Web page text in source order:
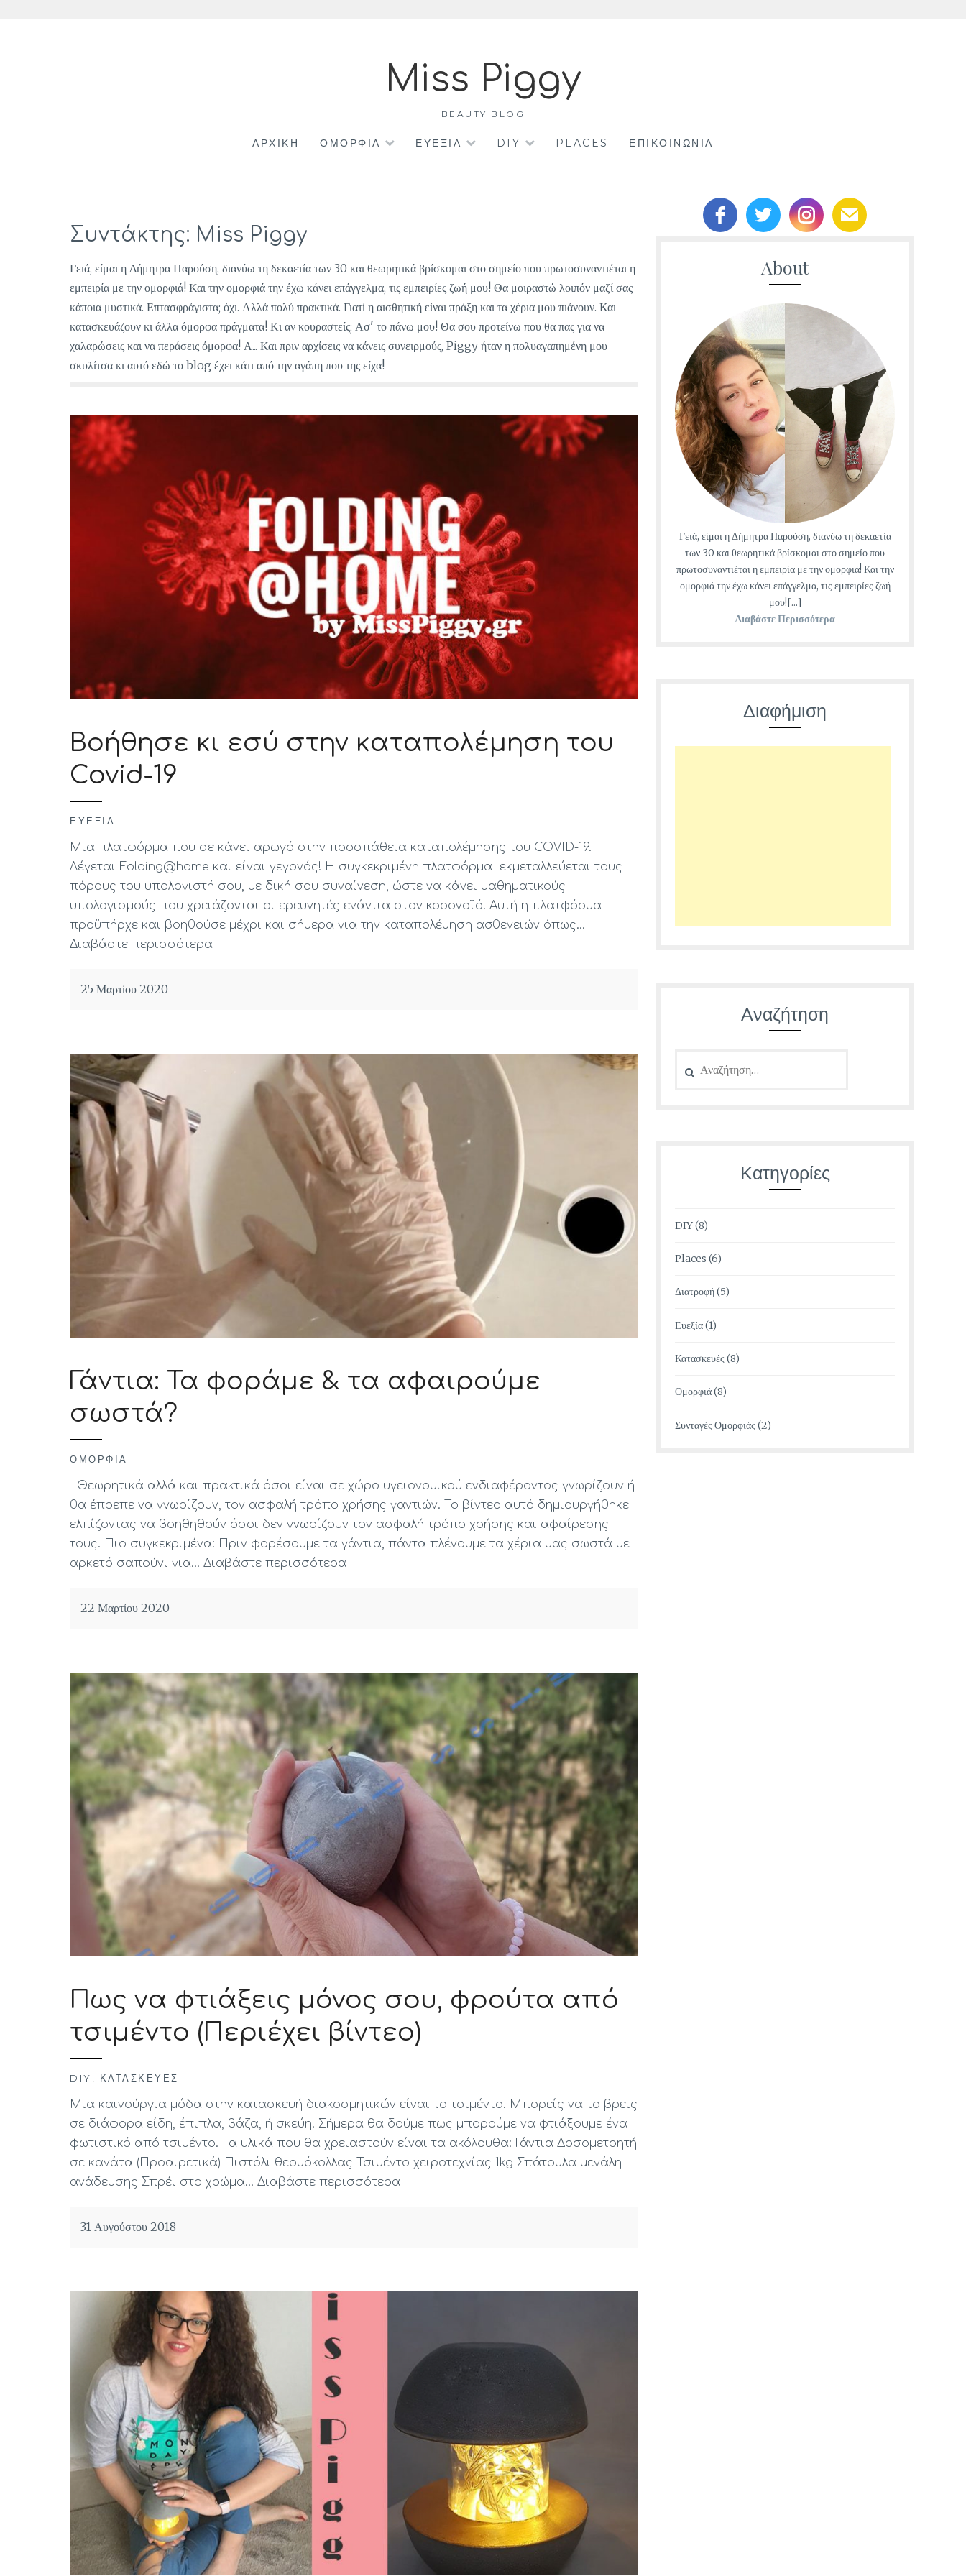
Miss Piggy
BEAUTY BLOG
ΑΡΧΙΚΗ ΟΜΟΡΦΙΑ ΕΥΕΞΙΑ DIY PLACES ΕΠΙΚΟΙΝΩΝΊΑ
Συντάκτης: Miss Piggy
Γειά, είμαι η Δήμητρα Παρούση, διανύω τη δεκαετία των 30 και θεωρητικά βρίσκομαι στο σημείο που πρωτοσυναντιέται η
εμπειρία με την ομορφιά! Και την ομορφιά την έχω κάνει επάγγελμα, τις εμπειρίες ζωή μου! Θα μοιραστώ λοιπόν μαζί σας
κάποια μυστικά. Επτασφράγιστα; όχι. Αλλά πολύ πρακτικά. Γιατί η αισθητική είναι πράξη και τα χέρια μου πιάνουν. Και
κατασκευάζουν κι άλλα όμορφα πράγματα! Κι αν κουραστείς; Ασ' το πάνω μου! Θα σου προτείνω που θα πας για να
χαλαρώσεις και να περάσεις όμορφα! Α... Και πριν αρχίσεις να κάνεις συνειρμούς, Piggy ήταν η πολυαγαπημένη μου
σκυλίτσα κι αυτό εδώ το blog έχει κάτι από την αγάπη που της είχα!
Βοήθησε κι εσύ στην καταπολέμηση του
Covid-19
ΕΥΕΞΊΑ
Μια πλατφόρμα που σε κάνει αρωγό στην προσπάθεια καταπολέμησης του COVID-19.
Λέγεται Folding@home και είναι γεγονός! Η συγκεκριμένη πλατφόρμα εκμεταλλεύεται τους
πόρους του υπολογιστή σου, με δική σου συναίνεση, ώστε να κάνει μαθηματικούς
υπολογισμούς που χρειάζονται οι ερευνητές ενάντια στον κορονοϊό. Αυτή η πλατφόρμα
προϋπήρχε και βοηθούσε μέχρι και σήμερα για την καταπολέμηση ασθενειών όπως…
Διαβάστε περισσότερα
25 Μαρτίου 2020
Γάντια: Τα φοράμε & τα αφαιρούμε
σωστά?
ΟΜΟΡΦΙΆ
Θεωρητικά αλλά και πρακτικά όσοι είναι σε χώρο υγειονομικού ενδιαφέροντος γνωρίζουν ή
θα έπρεπε να γνωρίζουν, τον ασφαλή τρόπο χρήσης γαντιών. Το βίντεο αυτό δημιουργήθηκε
ελπίζοντας να βοηθηθούν όσοι δεν γνωρίζουν τον ασφαλή τρόπο χρήσης και αφαίρεσης
τους. Πιο συγκεκριμένα: Πριν φορέσουμε τα γάντια, πάντα πλένουμε τα χέρια μας σωστά με
αρκετό σαπούνι για… Διαβάστε περισσότερα
22 Μαρτίου 2020
Πως να φτιάξεις μόνος σου, φρούτα από
τσιμέντο (Περιέχει βίντεο)
DIY ΚΑΤΑΣΚΕΥΈΣ
Μια καινούργια μόδα στην κατασκευή διακοσμητικών είναι το τσιμέντο. Μπορείς να το βρεις
σε διάφορα είδη, έπιπλα, βάζα, ή σκεύη. Σήμερα θα δούμε πως μπορούμε να φτιάξουμε ένα
φωτιστικό από τσιμέντο. Τα υλικά που θα χρειαστούν είναι τα ακόλουθα: Γάντια Δοσομετρητή
σε κανάτα (Προαιρετικά) Πιστόλι θερμόκολλας Τσιμέντο χειροτεχνίας 1kg Σπάτουλα μεγάλη
ανάδευσης Σπρέι στο χρώμα… Διαβάστε περισσότερα
31 Αυγούστου 2018
About
Γειά, είμαι η Δήμητρα Παρούση, διανύω τη δεκαετία
των 30 και θεωρητικά βρίσκομαι στο σημείο που
πρωτοσυναντιέται η εμπειρία με την ομορφιά! Και την
ομορφιά την έχω κάνει επάγγελμα, τις εμπειρίες ζωή
μου![...]
Διαβάστε Περισσότερα
Διαφήμιση
Αναζήτηση
για:
Κατηγορίες
DIY(8)
Places (6)
Διατροφή(5)
Ευεξία(1)
Κατασκευές (8)
Ομορφιά(8)
Συνταγές Ομορφιάς (2)